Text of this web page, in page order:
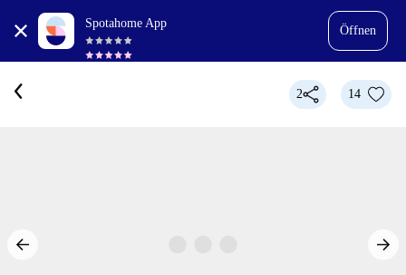
Spotahome App
Öffnen
2 14